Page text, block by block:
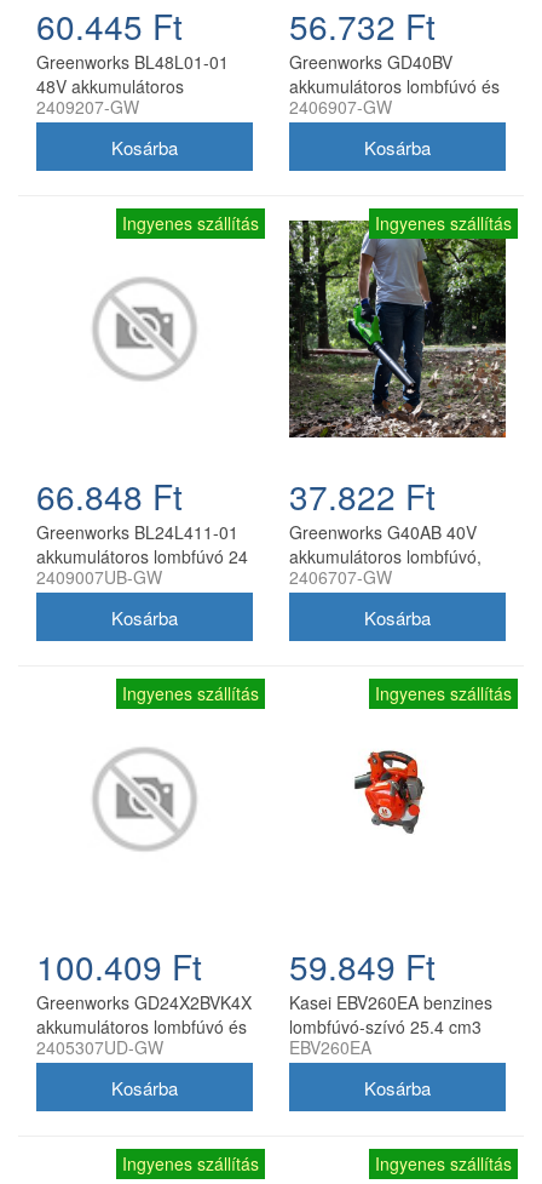
60.445 Ft
Greenworks BL48L01-01
48V akkumulátoros
lombfúvó akku és töltő
2409207-GW
56.732 Ft
Greenworks GD40BV
akkumulátoros lombfúvó és
lombszívó 40 V
2406907-GW
Ingyenes szállítás
66.848 Ft
Greenworks BL24L411-01
akkumulátoros lombfúvó 24
V 4,0 Ah akkuval és 2 A
2409007UB-GW
Ingyenes szállítás
37.822 Ft
Greenworks G40AB 40V
akkumulátoros lombfúvó,
akkumulátor és töltő nélkül
2406707-GW
Ingyenes szállítás
100.409 Ft
Greenworks GD24X2BVK4X
akkumulátoros lombfúvó és
lombszívó 48 V 2x24 V 2
2405307UD-GW
Ingyenes szállítás
59.849 Ft
Kasei EBV260EA benzines
lombfúvó-szívó 25.4 cm3
0.8 kW gyűjtőzsákkal
EBV260EA
Ingyenes szállítás Ingyenes szállítás